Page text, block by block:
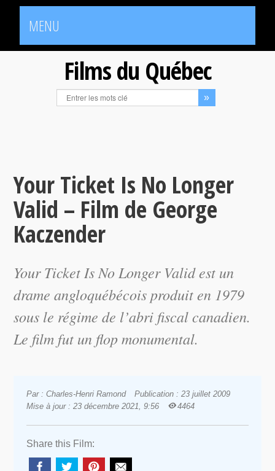
MENU
Films du Québec
Your Ticket Is No Longer
Valid – Film de George
Kaczender
Your Ticket Is No Longer Validest un
drame angloquébécois produit en 1979
sous le régime de l’abri fiscal canadien.
Le film fut un flop monumental.
Par : Charles-Henri Ramond
Publication : 23 juillet 2009
Mise à jour : 23 décembre 2021, 9:56
4464
Share this Film: